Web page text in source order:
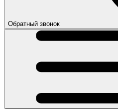
Обратный звонок